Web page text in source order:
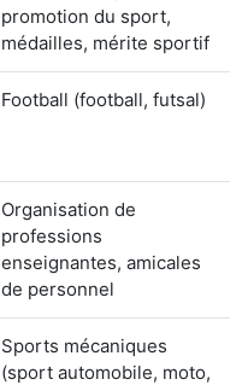
promotion du sport,
médailles, mérite sportif
Football (football, futsal)
Organisation de
professions
enseignantes, amicales
de personnel
Sports mécaniques
(sport automobile, moto,